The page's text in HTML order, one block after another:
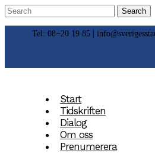
Tel: 08−20 19 85 |
Start
Tidskriften
Dialog
Om oss
Prenumerera